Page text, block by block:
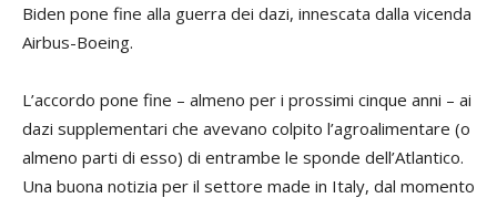
Biden pone fine alla guerra dei dazi, innescata dalla vicenda
Airbus-Boeing.
L’accordo pone fine – almeno per i prossimi cinque anni – ai
dazi supplementari che avevano colpito l’agroalimentare (o
almeno parti di esso) di entrambe le sponde dell’Atlantico.
Una buona notizia per il settore made in Italy, dal momento